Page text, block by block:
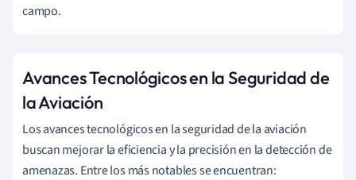
campo.
Avances Tecnológicos en la Seguridad de
la Aviación
Los avances tecnológicos en la seguridad de la aviación
buscan mejorar la eficiencia y la precisión en la detección de
amenazas. Entre los más notables se encuentran: